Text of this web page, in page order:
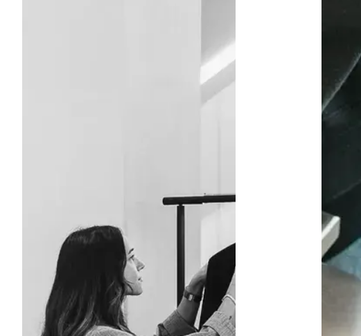
Objekt bild 1 av 1. Svartvit scen med en kvinna